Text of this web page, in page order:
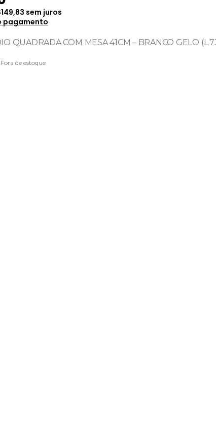
149,83 sem juros
pagamento
QUADRADA COM MESA 41CM – BRANCO GELO
Fora de estoque